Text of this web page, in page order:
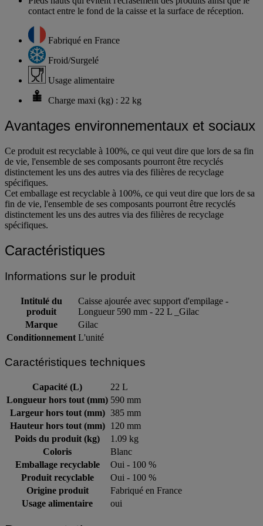
Pieds hauts qui évitent l'écrasement des produits ainsi que le
Avantages environnementaux et sociaux
Ce produit est recyclable à 100%, ce qui veut dire que lors de sa fin
de vie, l'ensemble de ses composants pourront être recyclés
distinctement les uns des autres via des filières de recyclage
spécifiques.
Cet emballage est recyclable à 100%, ce qui veut dire que lors de sa
fin de vie, l'ensemble de ses composants pourront être recyclés
distinctement les uns des autres via des filières de recyclage
Caractéristiques
Informations sur le produit
Intitulé du
produit
Caisse ajourée avec support d'empilage -
Longueur 590 mm - 22 L _Gilac
Marque
Gilac
Caractéristiques techniques
Capacité (L)
22 L
Longueur hors tout (mm)
590 mm
Largeur hors tout (mm)
385 mm
Hauteur hors tout (mm)
120 mm
Poids du produit (kg)
1.09 kg
Coloris
Blanc
Emballage recyclable
Oui - 100 %
Produit recyclable
Oui - 100 %
Origine produit
Fabriqué en France